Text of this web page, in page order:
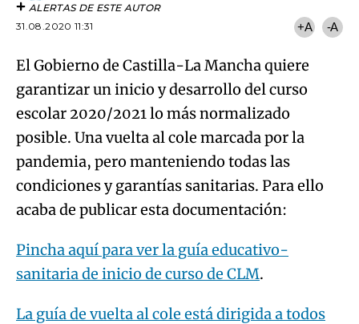
ALERTAS DE ESTE AUTOR
31.08.2020 11:31
+A -A
El Gobierno de Castilla-La Mancha quiere
garantizar un inicio y desarrollo del curso
escolar 2020/2021 lo más normalizado
posible. Una vuelta al cole marcada por la
pandemia, pero manteniendo todas las
condiciones y garantías sanitarias. Para ello
acaba de publicar esta documentación:
Pincha aquí para ver la guía educativo-
sanitaria de inicio de curso de CLM.
La guía de vuelta al cole está dirigida a todos